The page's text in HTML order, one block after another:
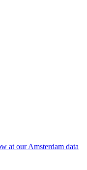
at our Amsterdam data